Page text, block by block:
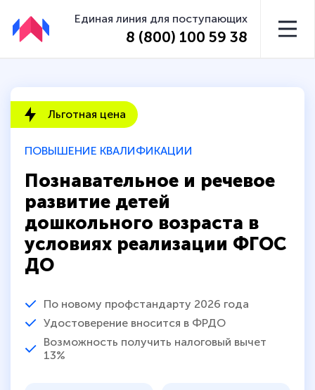
Единая линия для поступающих
8 (800) 100 59 38
ПОВЫШЕНИЕ КВАЛИФИКАЦИИ
Познавательное и речевое
развитие детей
дошкольного возраста в
условиях реализации ФГОС
ДО
По новому профстандарту 2026 года
Удостоверение вносится в ФРДО
Возможность получить налоговый вычет
13%
Льготная цена